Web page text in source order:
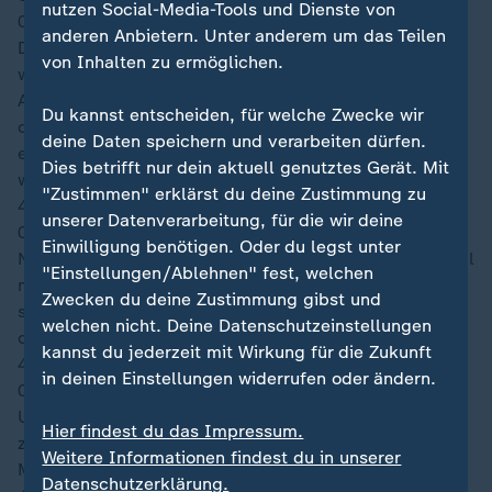
00:14
Derweil haben auch die Südamerikaner eine Chance,
weil der lange Abschlag über Umwege im Lauf von
Almirón landet. Der aufmerksame Upamecano fälscht
dessen Rechtsschuss aus spitzem Winkel jedoch noch
entscheidend zur Ecke ab, die Maignan vor Alderete
wegfaustet.
49′
00:13
Nach wie vor ist bei Paraguay hinten alles dicht. Einmal
mehr muss es daher der Versuch aus der zweiten Reihe
sein. Rabiots Linksschuss aus 22 Metern geht jedoch
deutlich drüber.
46′
00:09
Unverändert kehren beide Teams auf den Rasen
zurück. Ohne Wechsel starten nun die zweiten 45
Minuten.
nutzen Social-Media-Tools und Dienste von
anderen Anbietern. Unter anderem um das Teilen
von Inhalten zu ermöglichen.
Du kannst entscheiden, für welche Zwecke wir
deine Daten speichern und verarbeiten dürfen.
Dies betrifft nur dein aktuell genutztes Gerät. Mit
"Zustimmen" erklärst du deine Zustimmung zu
unserer Datenverarbeitung, für die wir deine
Einwilligung benötigen. Oder du legst unter
"Einstellungen/Ablehnen" fest, welchen
Zwecken du deine Zustimmung gibst und
welchen nicht. Deine Datenschutzeinstellungen
kannst du jederzeit mit Wirkung für die Zukunft
in deinen Einstellungen widerrufen oder ändern.
Hier findest du das Impressum.
Weitere Informationen findest du in unserer
Datenschutzerklärung.